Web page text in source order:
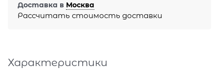
Доставка в Москва
Рассчитать стоимость доставки
Характеристики